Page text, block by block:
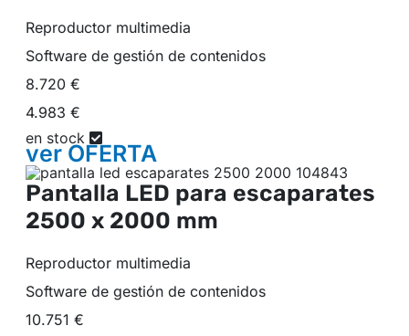
Reproductor multimedia
Software de gestión de contenidos
8.720 €
4.983 €
en stock
verOFERTA
Pantalla LED para escaparates
2500 x 2000 mm
Reproductor multimedia
Software de gestión de contenidos
10.751 €